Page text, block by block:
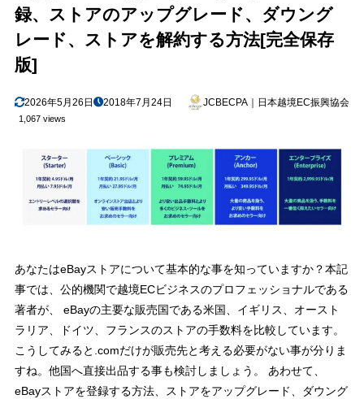
録、ストアのアップグレード、ダウング
レード、ストアを解約する方法[完全保存
版]
2026年5月26日 2018年7月24日 JCBECPA｜日本越境EC振興協会
1,067 views
あなたはeBayストアについて基本的な事を知っていますか？本記
事では、公的機関で越境ECビジネスのプロフェッショナルである
著者が、 eBayの主要な販売国である米国、イギリス、オースト
ラリア、ドイツ、フランスのストアの手数料を比較しています。
こうしてみると.comだけが販売先と考える必要がない事が分りま
すね。他国へ直接出品する事も検討しましょう。 あわせて、
eBayストアを登録する方法、ストアをアップグレード、ダウング
eBayストア登録、ストアのアップグレード、ダウングレード、解
約する方法
ストア契約のプラン変更に伴うEarly Termination Fee(早期解約手数
料)の解説